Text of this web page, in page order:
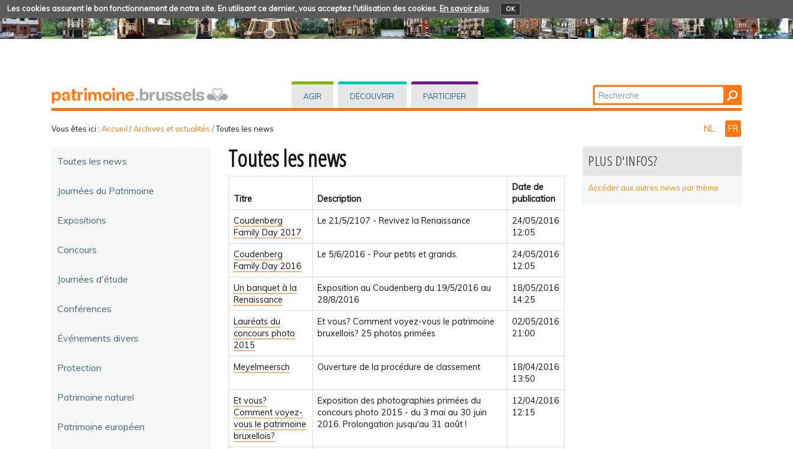
Les cookies assurent le bon fonctionnement de notre site. En utilisant ce dernier, vous acceptez l'utilisation des cookies. En savoir plus OK
AGIR DÉCOUVRIR PARTICIPER Chercher par
Recherche
Vous êtes ici : Accueil /Archives et actualités /Toutes les news NL FR
Toutes les news
Journées du Patrimoine
Expositions
Concours
Journées d'étude
Conférences
Événements divers
Protection
Patrimoine naturel
Patrimoine européen
Toutes les news
Titre Description
Date de
publication
Coudenberg
Family Day 2017
Le 21/5/2107 - Revivez la Renaissance
24/05/2016
12:05
Coudenberg
Family Day 2016
Le 5/6/2016 - Pour petits et grands.
24/05/2016
12:05
Un banquet à la
Renaissance
Exposition au Coudenberg du 19/5/2016 au
28/8/2016
18/05/2016
14:25
Lauréats du
concours photo
2015
Et vous? Comment voyez-vous le patrimoine
bruxellois? 25 photos primées
02/05/2016
21:00
Meyelmeersch Ouverture de la procédure de classement
18/04/2016
13:50
Et vous?
Comment voyez-
vous le patrimoine
bruxellois?
Exposition des photographies primées du
concours photo 2015 - du 3 mai au 30 juin
2016. Prolongation jusqu'au 31 août !
12/04/2016
12:15
PLUS D'INFOS?
Accéder aux autres news par thème